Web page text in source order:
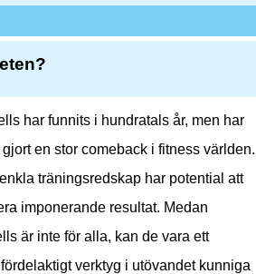
har funnits i hundratals år, men har
en stor comeback i fitness världen.
träningsredskap har potential att
imponerande resultat. Medan
är inte för alla, kan de vara ett
verktyg i utövandet kunniga